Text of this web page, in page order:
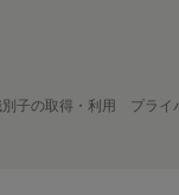
子の取得・利用 プライ